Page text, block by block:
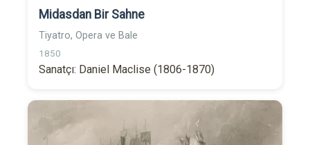
Midasdan Bir Sahne
Tiyatro, Opera ve Bale
1850
Sanatçı: Daniel Maclise (1806-1870)